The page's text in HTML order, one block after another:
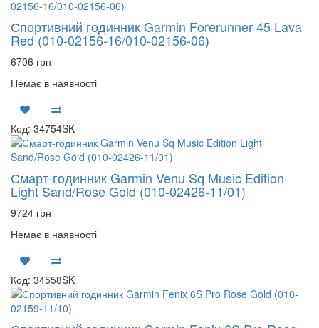
Спортивний годинник Garmin Forerunner 45 Lava
Red (010-02156-16/010-02156-06)
6706 грн
Немає в наявності
Код: 34754SK
Смарт-годинник Garmin Venu Sq Music Edition
Light Sand/Rose Gold (010-02426-11/01)
9724 грн
Немає в наявності
Код: 34558SK